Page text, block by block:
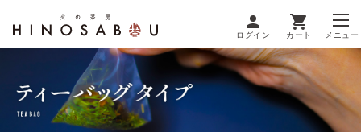
ログイン カート メニュー